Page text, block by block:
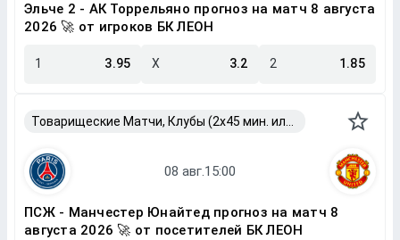
Эльче 2 - АК Торрельяно прогноз на матч 8 августа
2026 🚀 от игроков БК ЛЕОН
1 3.95 X 3.2 2 1.85
ПСЖ - Манчестер Юнайтед прогноз на матч 8
августа 2026 🚀 от посетителей БК ЛЕОН